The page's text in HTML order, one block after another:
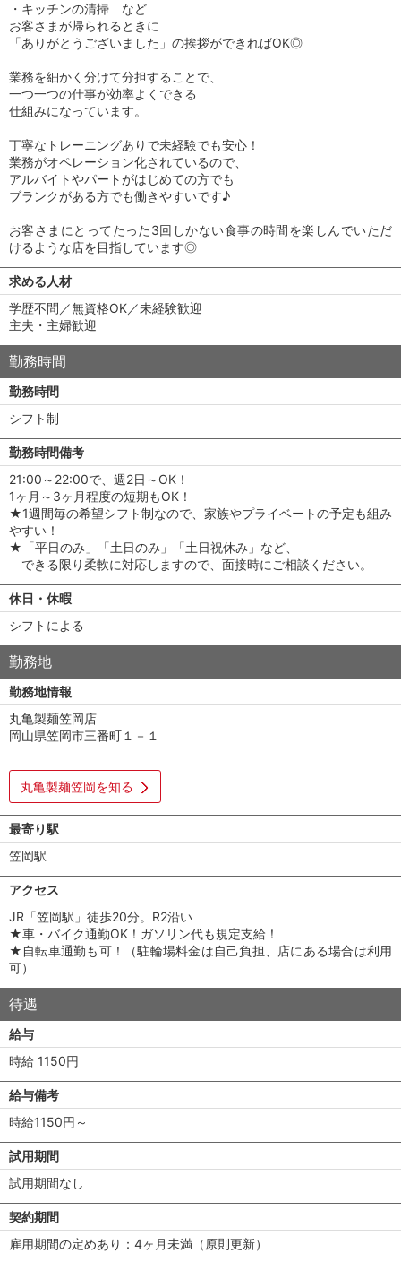
・キッチンの清掃 など
お客さまが帰られるときに
「ありがとうございました」の挨拶ができればOK◎
業務を細かく分けて分担することで、
一つ一つの仕事が効率よくできる
仕組みになっています。
丁寧なトレーニングありで未経験でも安心！
業務がオペレーション化されているので、
アルバイトやパートがはじめての方でも
ブランクがある方でも働きやすいです♪
お客さまにとってたった3回しかない食事の時間を楽しんでいただ
けるような店を目指しています◎
求める人材
学歴不問／無資格OK／未経験歓迎
主夫・主婦歓迎
勤務時間
勤務時間
シフト制
勤務時間備考
21:00～22:00で、週2日～OK！
1ヶ月～3ヶ月程度の短期もOK！
★1週間毎の希望シフト制なので、家族やプライベートの予定も組み
やすい！
★「平日のみ」「土日のみ」「土日祝休み」など、
できる限り柔軟に対応しますので、面接時にご相談ください。
休日・休暇
シフトによる
勤務地
勤務地情報
丸亀製麺笠岡店
岡山県笠岡市三番町１－１
丸亀製麺笠岡を知る
最寄り駅
笠岡駅
アクセス
JR「笠岡駅」徒歩20分。R2沿い
★車・バイク通勤OK！ガソリン代も規定支給！
★自転車通勤も可！（駐輪場料金は自己負担、店にある場合は利用
可）
待遇
給与
時給 1150円
給与備考
時給1150円～
試用期間
試用期間なし
契約期間
雇用期間の定めあり：4ヶ月未満（原則更新）